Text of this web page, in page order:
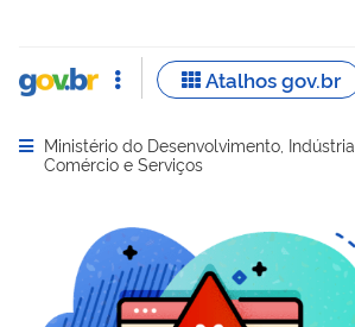
Abrir menu principal de navegação
Ministério do Desenvolvimento, Indústria,
Comércio e Serviços